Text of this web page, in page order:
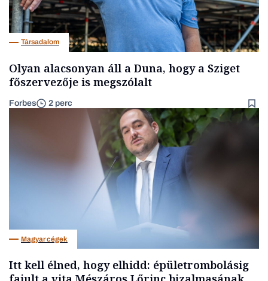
Társadalom
Olyan alacsonyan áll a Duna, hogy a Sziget
főszervezője is megszólalt
Forbes 2 perc
Magyar cégek
Itt kell élned, hogy elhidd: épületrombolásig